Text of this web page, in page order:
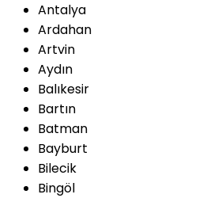
Antalya
Ardahan
Artvin
Aydın
Balıkesir
Bartın
Batman
Bayburt
Bilecik
Bingöl